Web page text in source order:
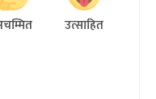
उत्साहित